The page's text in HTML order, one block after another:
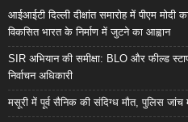
आईआईटी दिल्ली दीक्षांत समारोह में पीएम
विकसित भारत के निर्माण में जुटने का आह्वान
SIR अभियान की समीक्षा: BLO और फील्ड
निर्वाचन अधिकारी
मसूरी में पूर्व सैनिक की संदिग्ध मौत, पुलिस जांच